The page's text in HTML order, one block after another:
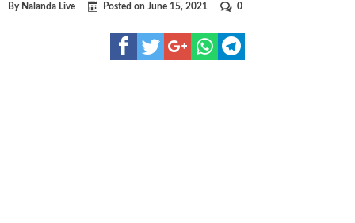
क्रिकेटर ईशान किशन की शादी फिक्स, गर्लफ्रेंड से होगी
बिहारवासियों के लिए खुशखबरी.. बिहटा से भी बड़ा बनेगा
By Nalanda Live Posted on June 15, 2021 0